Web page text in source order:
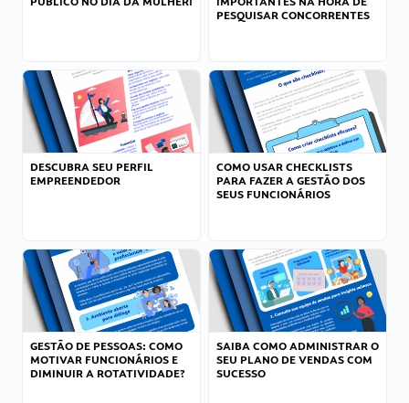
PESQUISAR CONCORRENTES
DESCUBRA SEU PERFIL
EMPREENDEDOR
COMO USAR CHECKLISTS
PARA FAZER A GESTÃO DOS
SEUS FUNCIONÁRIOS
GESTÃO DE PESSOAS: COMO
MOTIVAR FUNCIONÁRIOS E
DIMINUIR A ROTATIVIDADE?
SAIBA COMO ADMINISTRAR O
SEU PLANO DE VENDAS COM
SUCESSO